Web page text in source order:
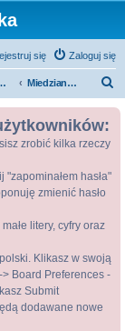
Zaloguj się
się
zlotów Miedziana Góra 2009 - Archiwum
zrobić kilka rzeczy
hasła"
zmienić hasło
litery, cyfry oraz
Klikasz w swoją
Board Preferences -
Submit
dodawane nowe